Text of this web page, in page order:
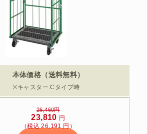
本体価格（送料無料）
※キャスター:Cタイプ時
26,460円
23,810 円
（税込 26,191 円）